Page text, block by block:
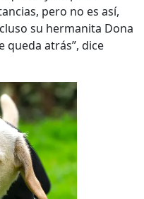
pero no es así,
su hermanita Dona
queda atrás”, dice